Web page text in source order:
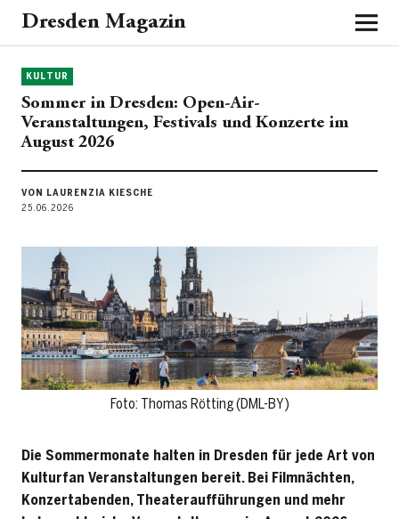
Dresden Magazin
KULTUR
Sommer in Dresden: Open-Air-
Veranstaltungen, Festivals und Konzerte im
August 2026
VON LAURENZIA KIESCHE
25.06.2026
Foto: Thomas Rötting (DML-BY)
Die Sommermonate halten in Dresden für jede Art von
Kulturfan Veranstaltungen bereit. Bei Filmnächten,
Konzertabenden, Theateraufführungen und mehr